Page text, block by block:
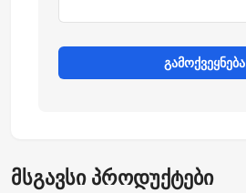
გამოქვეყნება
მსგავსი პროდუქტები